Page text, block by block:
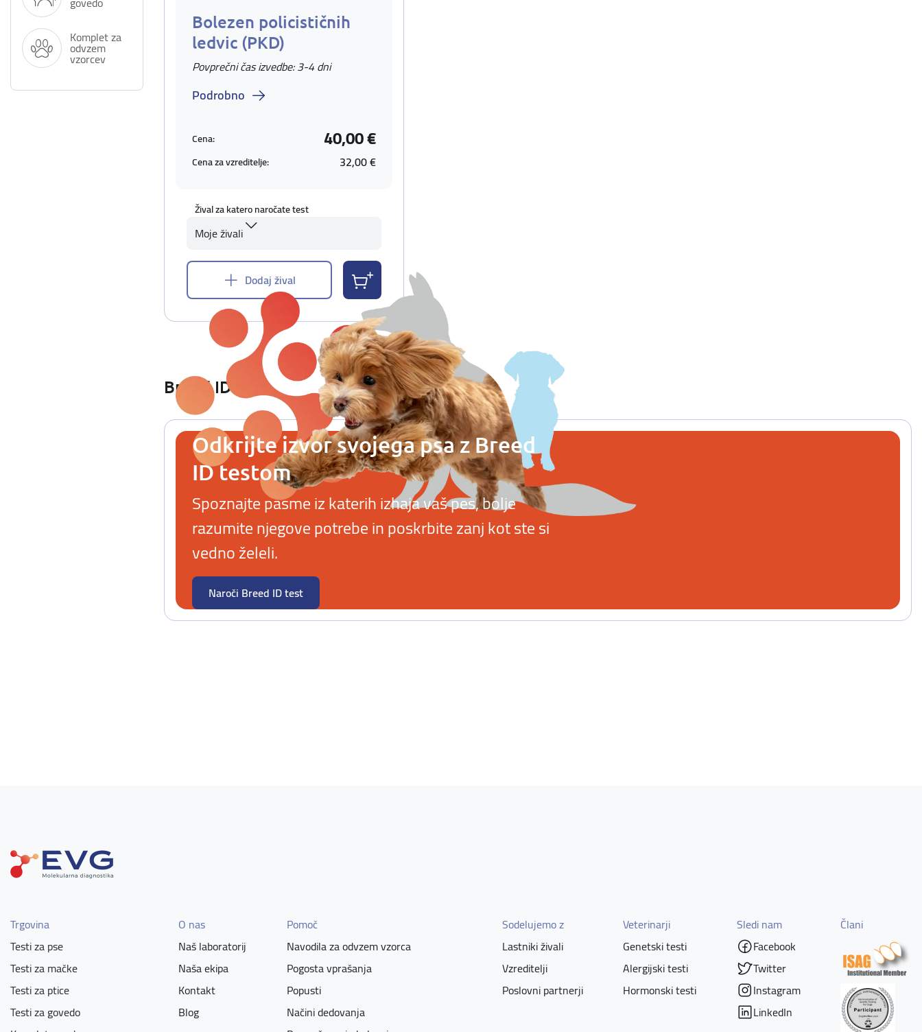
Komplet za
odvzem
vzorcev
Bolezen policističnih
ledvic (PKD)
Povprečni čas izvedbe: 3-4 dni
Podrobno
Cena: 40,00 €
Cena za vzreditelje: 32,00 €
Žival za katero naročate test
Moje živali
Dodaj žival
Breed ID test
Odkrijte izvor svojega psa z Breed
ID testom
Spoznajte pasme iz katerih izhaja vaš pes, bolje
razumite njegove potrebe in poskrbite zanj kot ste si
vedno želeli.
Naroči Breed ID test
Trgovina
Testi za pse
Testi za mačke
Testi za ptice
Testi za govedo
O nas
Naš laboratorij
Naša ekipa
Kontakt
Blog
Pomoč
Navodila za odvzem vzorca
Pogosta vprašanja
Popusti
Načini dedovanja
Sodelujemo z
Lastniki živali
Vzreditelji
Poslovni partnerji
Veterinarji
Genetski testi
Alergijski testi
Hormonski testi
Sledi nam
Facebook
Twitter
Instagram
LinkedIn
Člani